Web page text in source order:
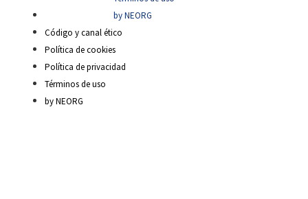
by NEORG
Código y canal ético
Política de cookies
Política de privacidad
Términos de uso
by NEORG